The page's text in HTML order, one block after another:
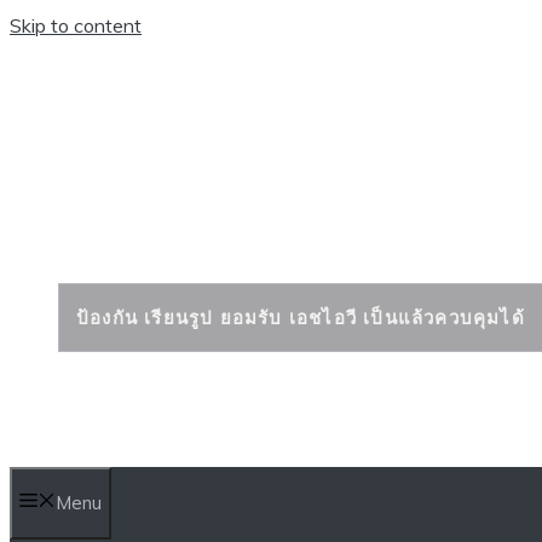
Skip to content
ป้องกัน เรียนรูป ยอมรับ เอชไอวี เป็นแล้วควบคุมได้
Menu